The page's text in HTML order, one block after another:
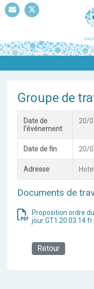
Groupe de
Documents de
Proposition ordre du
jour GT1 20 03 14 fr
Date de
l'événement
20/
Date de fin 20/
Adresse
Retour